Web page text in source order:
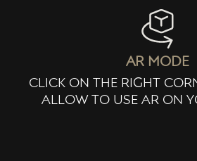
ar mode
click on the right
allow to use ar on